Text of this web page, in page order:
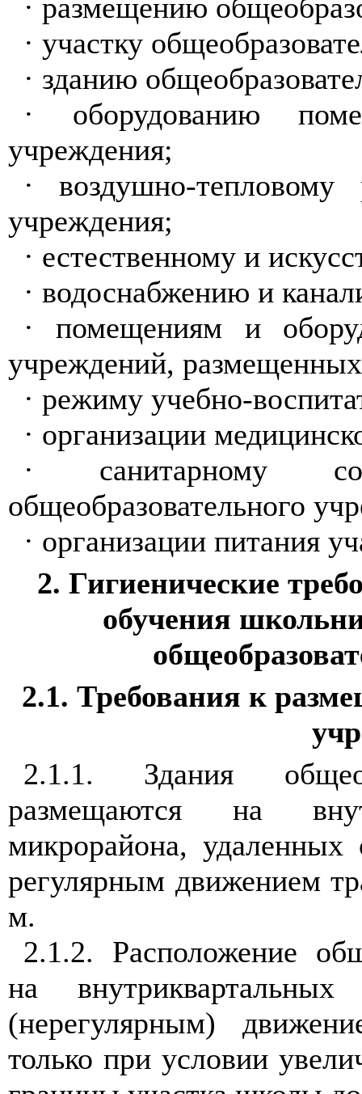
· размещению
· участку
· зданию
· оборудованию
учреждения;
· воздушно-тепловому
учреждения;
· естественному и
· водоснабжению и
· помещениям и
учреждений,
· режиму учебно-
· организации
· санитарному
общеобразовательного
· организации питания
2. Гигиенические
обучения
2.1. Требования к
2.1.1. Здания
размещаются на
микрорайона, удаленных
регулярным движением
м.
2.1.2. Расположение
на
(нерегулярным)
только при условии